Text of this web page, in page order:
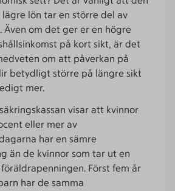
lön tar en större del av
om det ger er en högre
på kort sikt, är det
om att påverkan på
betydligt större på längre sikt
mer.
visar att kvinnor
eller mer av
har en sämre
än de kvinnor som tar ut en
Först fem år
har de samma